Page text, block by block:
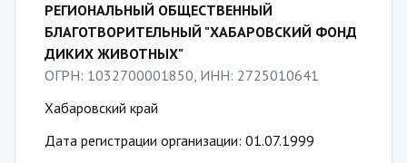
РЕГИОНАЛЬНЫЙ ОБЩЕСТВЕННЫЙ
БЛАГОТВОРИТЕЛЬНЫЙ "ХАБАРОВСКИЙ ФОНД
ДИКИХ ЖИВОТНЫХ"
ОГРН: 1032700001850, ИНН: 2725010641
Хабаровский край
Дата регистрации организации: 01.07.1999